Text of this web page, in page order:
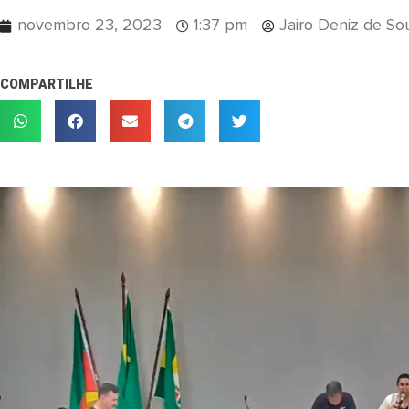
novembro 23, 2023 1:37 pm Jairo Deniz de
COMPARTILHE